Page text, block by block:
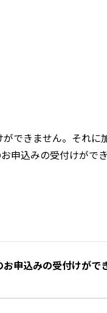
できません。それに
申込みの受付けがで
申込みの受付けがで